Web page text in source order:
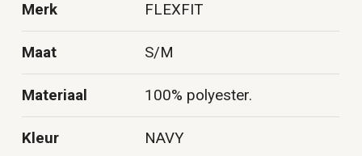
Merk FLEXFIT
Maat S/M
Materiaal 100% polyester.
Kleur NAVY